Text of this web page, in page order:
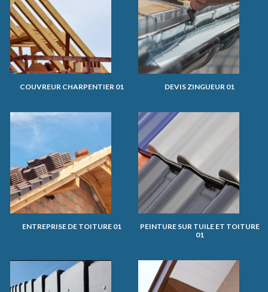
COUVREUR CHARPENTIER 01 DEVIS ZINGUEUR 01
ENTREPRISE DE TOITURE 01
PEINTURE SUR TUILE ET TOITURE
01